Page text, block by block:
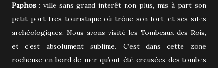
Paphos : ville sans grand intérêt non plus, mis à part son
petit port très touristique où trône son fort, et ses sites
archéologiques. Nous avons visité les Tombeaux des Rois,
et c’est absolument sublime. C’est dans cette zone
rocheuse en bord de mer qu’ont été creusées des tombes